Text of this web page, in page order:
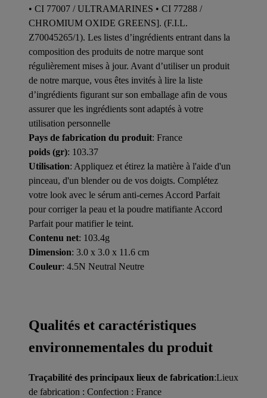
• CI 77007 / ULTRAMARINES • CI 77288 /
CHROMIUM OXIDE GREENS]. (F.I.L.
Z70045265/1). Les listes d’ingrédients entrant dans la
composition des produits de notre marque sont
régulièrement mises à jour. Avant d’utiliser un produit
de notre marque, vous êtes invités à lire la liste
d’ingrédients figurant sur son emballage afin de vous
assurer que les ingrédients sont adaptés à votre
utilisation personnelle
Pays de fabrication du produit: France
poids (gr): 103.37
Utilisation: Appliquez et étirez la matière à l'aide d'un
pinceau, d'un blender ou de vos doigts. Complétez
votre look avec le sérum anti-cernes Accord Parfait
pour corriger la peau et la poudre matifiante Accord
Parfait pour matifier le teint.
Contenu net: 103.4g
Dimension: 3.0 x 3.0 x 11.6 cm
Couleur: 4.5N Neutral Neutre
Qualités et caractéristiques
environnementales du produit
Traçabilité des principaux lieux de fabrication:Lieux
de fabrication : Confection : France